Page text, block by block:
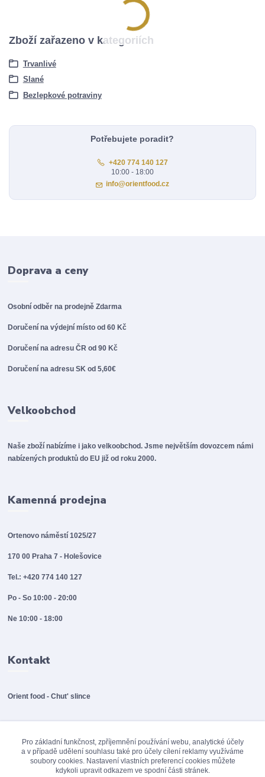
Zboží zařazeno v kategoriích
Trvanlivé
Slané
Bezlepkové potraviny
Potřebujete poradit?
+420 774 140 127
10:00 - 18:00
info@orientfood.cz
Doprava a ceny
Osobní odběr na prodejněZdarma
Doručení na výdejní místo od 60 Kč
Doručení na adresu ČR od 90 Kč
Doručení na adresu SK od 5,60€
Velkoobchod
Naše zboží nabízíme i jako velkoobchod. Jsme největším dovozcem námi
nabízených produktů do EU již od roku 2000.
Kamenná prodejna
Ortenovo náměstí 1025/27
170 00 Praha 7 - Holešovice
Tel.: +420 774 140 127
Po - So 10:00 - 20:00
Ne 10:00 - 18:00
Kontakt
Orient food - Chut' slince
Pro základní funkčnost, zpříjemnění používání webu, analytické účely
a v případě udělení souhlasu také pro účely cílení reklamy využíváme
soubory cookies. Nastavení vlastních preferencí cookies můžete
kdykoli upravit odkazem ve spodní části stránek.